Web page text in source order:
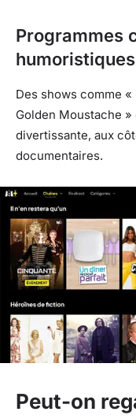
Programmes
humoristiques
Des shows comme
Golden Moustache
divertissante, aux
documentaires.
Peut-on